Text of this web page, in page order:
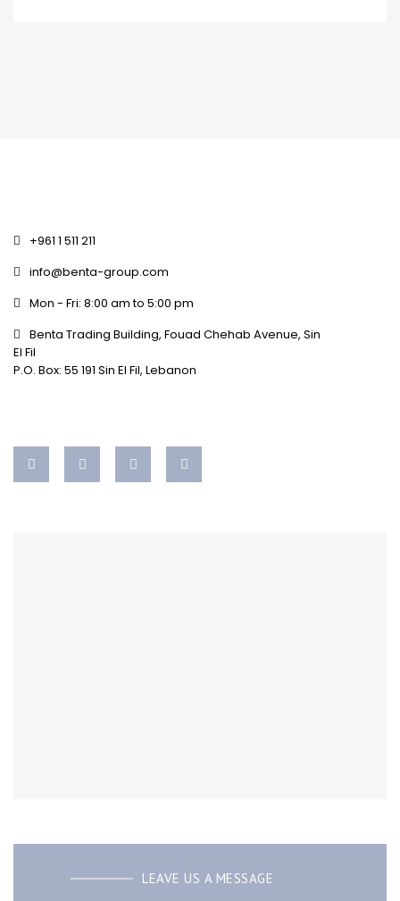
+961 1 511 211
info@benta-group.com
Mon - Fri: 8:00 am to 5:00 pm
Benta Trading Building, Fouad Chehab Avenue, Sin
El Fil
P.O. Box: 55 191 Sin El Fil, Lebanon
LEAVE US A MESSAGE